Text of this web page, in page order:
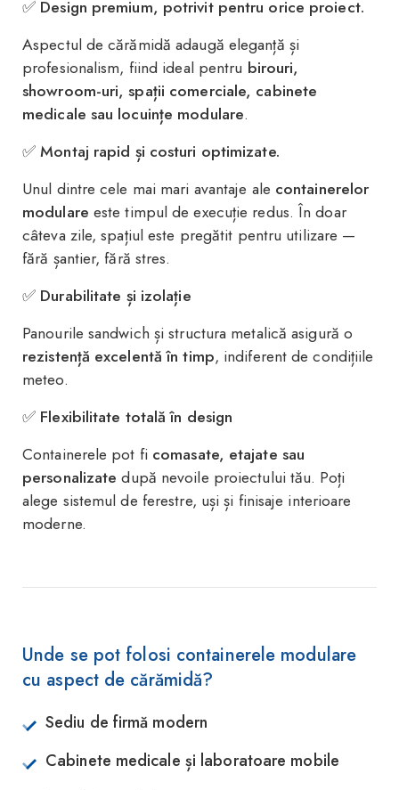
✅ Design premium, potrivit pentru orice proiect.
Aspectul de cărămidă adaugă eleganță și
profesionalism, fiind ideal pentru birouri,
showroom-uri, spații comerciale, cabinete
medicale sau locuințe modulare.
✅Montaj rapid și costuri optimizate.
Unul dintre cele mai mari avantaje ale containerelor
modulare este timpul de execuție redus. În doar
câteva zile, spațiul este pregătit pentru utilizare —
fără șantier, fără stres.
✅ Durabilitate și izolație
Panourile sandwich și structura metalică asigură o
rezistență excelentă în timp, indiferent de condițiile
meteo.
✅ Flexibilitate totală în design
Containerele pot fi comasate, etajate sau
personalizate după nevoile proiectului tău. Poți
alege sistemul de ferestre, uși și finisaje interioare
moderne.
Unde se pot folosi containerele modulare
cu aspect de cărămidă?
Sediu de firmă modern
Cabinete medicale și laboratoare mobile